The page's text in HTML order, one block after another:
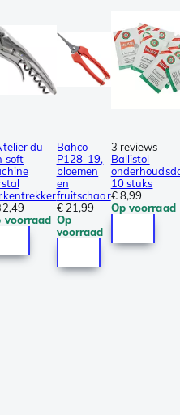
du
soft
voorraad
Bahco
P128-19,
bloemen
en
fruitschaar
€ 21,99
Op
voorraad
3 reviews
Ballistol
10 stuks
€ 8,99
Op voorraad